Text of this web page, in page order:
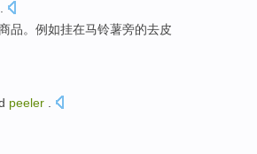
品。 例如挂在马铃薯旁的去皮
peeler